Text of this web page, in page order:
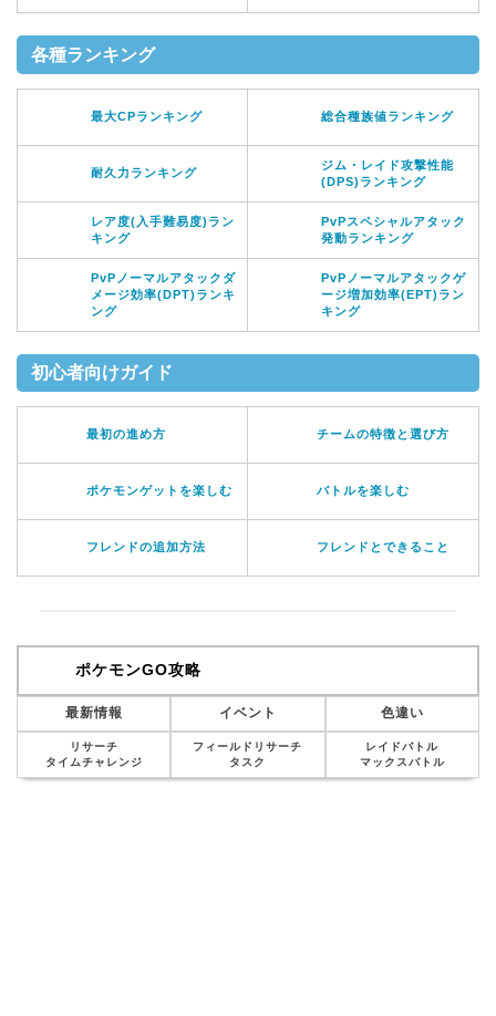
各種ランキング
最大CPランキング 総合種族値ランキング
耐久力ランキング
ジム・レイド攻撃性能
(DPS)ランキング
レア度(入手難易度)ラン
キング
PvPスペシャルアタック
発動ランキング
PvPノーマルアタックダ
メージ効率(DPT)ランキ
ング
PvPノーマルアタックゲ
ージ増加効率(EPT)ラン
キング
初心者向けガイド
最初の進め方 チームの特徴と選び方
ポケモンゲットを楽しむ バトルを楽しむ
フレンドの追加方法 フレンドとできること
ポケモンGO攻略
最新情報 イベント 色違い
リサーチ
タイムチャレンジ
フィールドリサーチ
タスク
レイドバトル
マックスバトル